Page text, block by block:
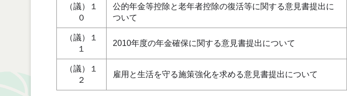
（議）１
０
公的年金等控除と老年者控除の復活等に関する意見書提出に
ついて
（議）１
１
2010年度の年金確保に関する意見書提出について
（議）１
２
雇用と生活を守る施策強化を求める意見書提出について